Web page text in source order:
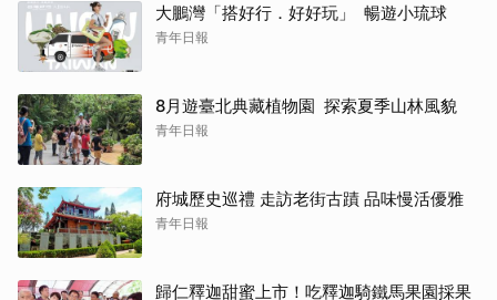
大鵬灣「搭好行．好好玩」 暢遊小琉球
青年日報
8月遊臺北典藏植物園 探索夏季山林風貌
青年日報
府城歷史巡禮 走訪老街古蹟 品味慢活優雅
青年日報
歸仁釋迦甜蜜上市！吃釋迦騎鐵馬果園採果